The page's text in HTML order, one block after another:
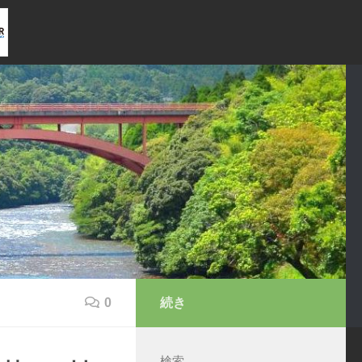
0 続き